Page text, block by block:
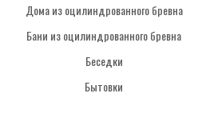
Дома из оцилиндрованного бревна
Бани из оцилиндрованного бревна
Беседки
Бытовки